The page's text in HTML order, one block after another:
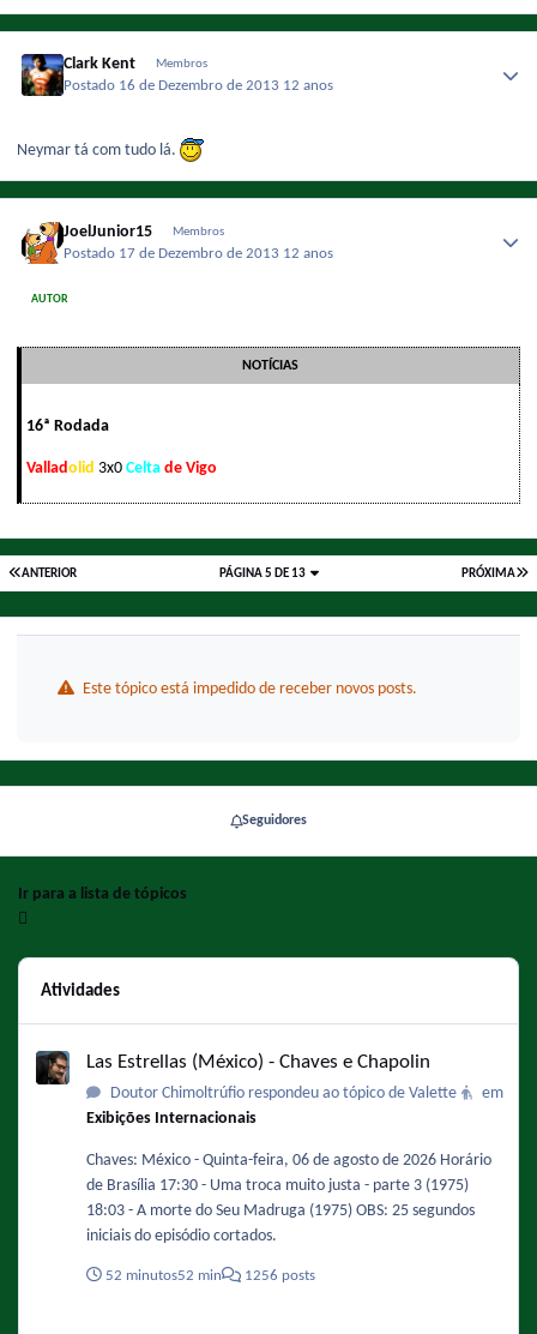
Clark Kent Membros
Postado 16 de Dezembro de 2013 12 anos
Neymar tá com tudo lá.
JoelJunior15 Membros
Postado 17 de Dezembro de 2013 12 anos
AUTOR
NOTÍCIAS
16ª Rodada
Valladolid 3x0 Celta de Vigo
ANTERIOR PRÓXIMA
PÁGINA 5 DE 13
Este tópico está impedido de receber novos posts.
Seguidores
Ir para a lista de tópicos
Atividades
Las Estrellas (México) - Chaves e Chapolin
Doutor Chimoltrúfio respondeu ao tópico de Valette
em
Exibições Internacionais
Chaves: México - Quinta-feira, 06 de agosto de 2026 Horário
de Brasília 17:30 - Uma troca muito justa - parte 3 (1975)
18:03 - A morte do Seu Madruga (1975) OBS: 25 segundos
iniciais do episódio cortados.
52 minutos52 min 1256 posts